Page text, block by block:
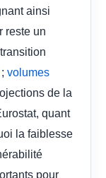
ainsi
reste un
; volumes
de la
quant
la faiblesse
pour